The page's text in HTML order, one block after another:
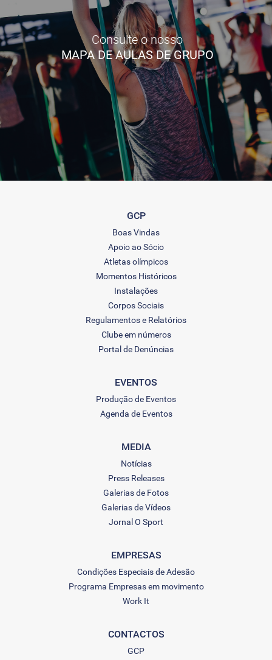
Consulte o nosso
MAPA DE AULAS DE GRUPO
GCP
Boas Vindas
Apoio ao Sócio
Atletas olímpicos
Momentos Históricos
Instalações
Corpos Sociais
Regulamentos e Relatórios
Clube em números
Portal de Denúncias
EVENTOS
Produção de Eventos
Agenda de Eventos
MEDIA
Notícias
Press Releases
Galerias de Fotos
Galerias de Vídeos
Jornal O Sport
EMPRESAS
Condições Especiais de Adesão
Programa Empresas em movimento
Work It
CONTACTOS
GCP